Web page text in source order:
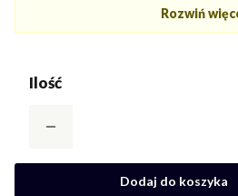
Rozwiń
Ilość
Dodaj do koszyka